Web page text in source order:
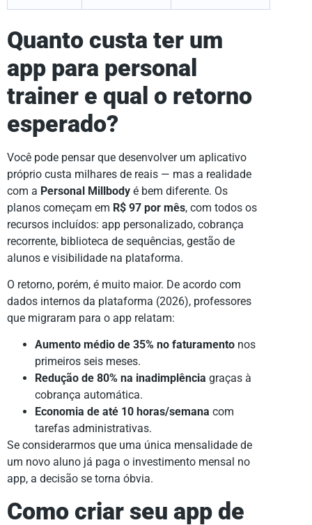
Quanto custa ter um
app para personal
trainer e qual o retorno
esperado?
Você pode pensar que desenvolver um aplicativo
próprio custa milhares de reais — mas a realidade
com a Personal Millbody é bem diferente. Os
planos começam em R$ 97 por mês, com todos os
recursos incluídos: app personalizado, cobrança
recorrente, biblioteca de sequências, gestão de
alunos e visibilidade na plataforma.
O retorno, porém, é muito maior. De acordo com
dados internos da plataforma (2026), professores
que migraram para o app relatam:
Aumento médio de 35% no faturamento nos
primeiros seis meses.
Redução de 80% na inadimplência graças à
cobrança automática.
Economia de até 10 horas/semana com
tarefas administrativas.
Se considerarmos que uma única mensalidade de
um novo aluno já paga o investimento mensal no
app, a decisão se torna óbvia.
Como criar seu app de